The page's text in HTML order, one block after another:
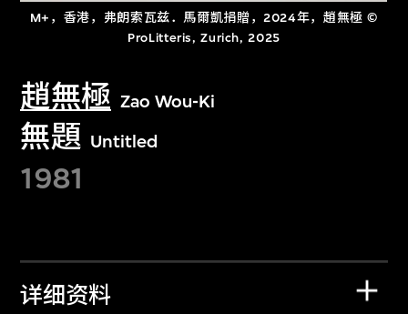
M+，香港，弗朗索瓦兹．馬爾凱捐贈，2024年，趙無極 ©
ProLitteris, Zurich, 2025
趙無極 Zao Wou-Ki
無題 Untitled
1981
详细资料
文化藏品。